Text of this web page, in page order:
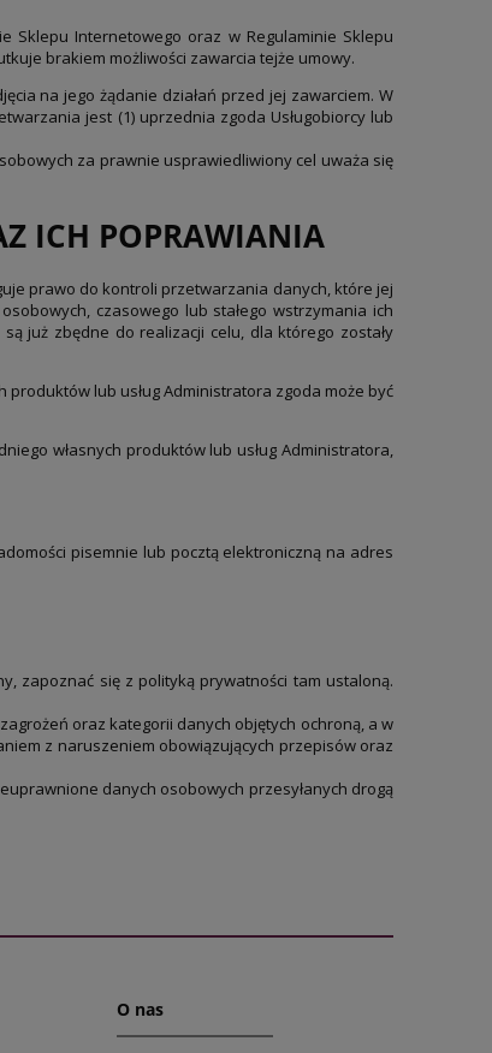
Sklepu Internetowego oraz w Regulaminie Sklepu
brakiem możliwości zawarcia tejże umowy.
na jego żądanie działań przed jej zawarciem. W
jest (1) uprzednia zgoda Usługobiorcy lub
za prawnie usprawiedliwiony cel uważa się
ICH POPRAWIANIA
prawo do kontroli przetwarzania danych, które jej
czasowego lub stałego wstrzymania ich
już zbędne do realizacji celu, dla którego zostały
lub usług Administratora zgoda może być
własnych produktów lub usług Administratora,
pisemnie lub pocztą elektroniczną na adres
zapoznać się z polityką prywatności tam ustaloną.
oraz kategorii danych objętych ochroną, a w
z naruszeniem obowiązujących przepisów oraz
danych osobowych przesyłanych drogą
O nas